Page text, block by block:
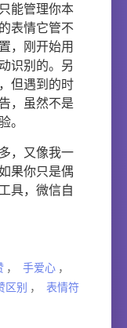
能管理你本
表情它管不
，刚开始用
识别的。另
但遇到的时
，虽然不是
。
，又像我一
果你只是偶
具，微信自
， 手爱心 ，
区别 ，
表情符